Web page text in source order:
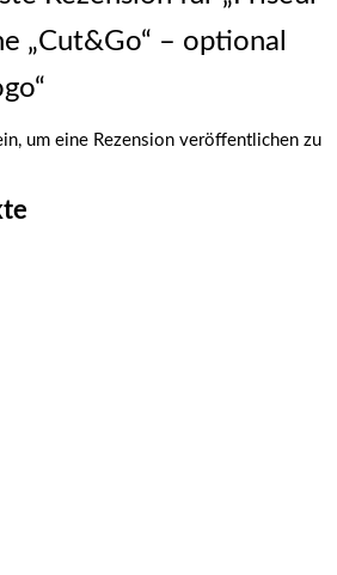
„Cut&Go“ – optional
um eine Rezension veröffentlichen zu